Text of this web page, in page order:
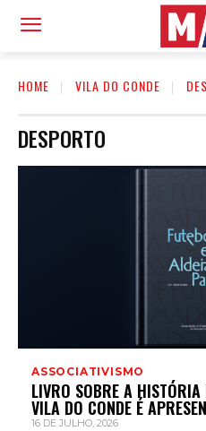
HOME VILA DO CONDE
DESPORTO
ASSOCIATIVISMO
LIVRO SOBRE A
VILA DO CONDE É
16 DE JULHO, 2026